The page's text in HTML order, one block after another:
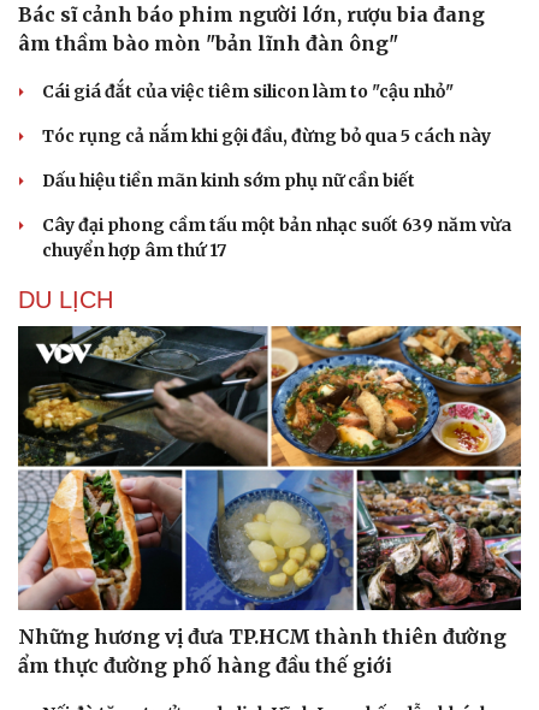
Pháp luật
Vụ án
Tin nóng
Tư vấn luật
Quân sự - Quốc phòng
Vũ khí
Việt Nam
Phân tích
Bác sĩ cảnh báo phim người lớn, rượu bia đang
âm thầm bào mòn "bản lĩnh đàn ông"
Cái giá đắt của việc tiêm silicon làm to "cậu nhỏ"
Tóc rụng cả nắm khi gội đầu, đừng bỏ qua 5 cách này
Dấu hiệu tiền mãn kinh sớm phụ nữ cần biết
Cây đại phong cầm tấu một bản nhạc suốt 639 năm vừa
chuyển hợp âm thứ 17
DU LỊCH
Những hương vị đưa TP.HCM thành thiên đường
ẩm thực đường phố hàng đầu thế giới